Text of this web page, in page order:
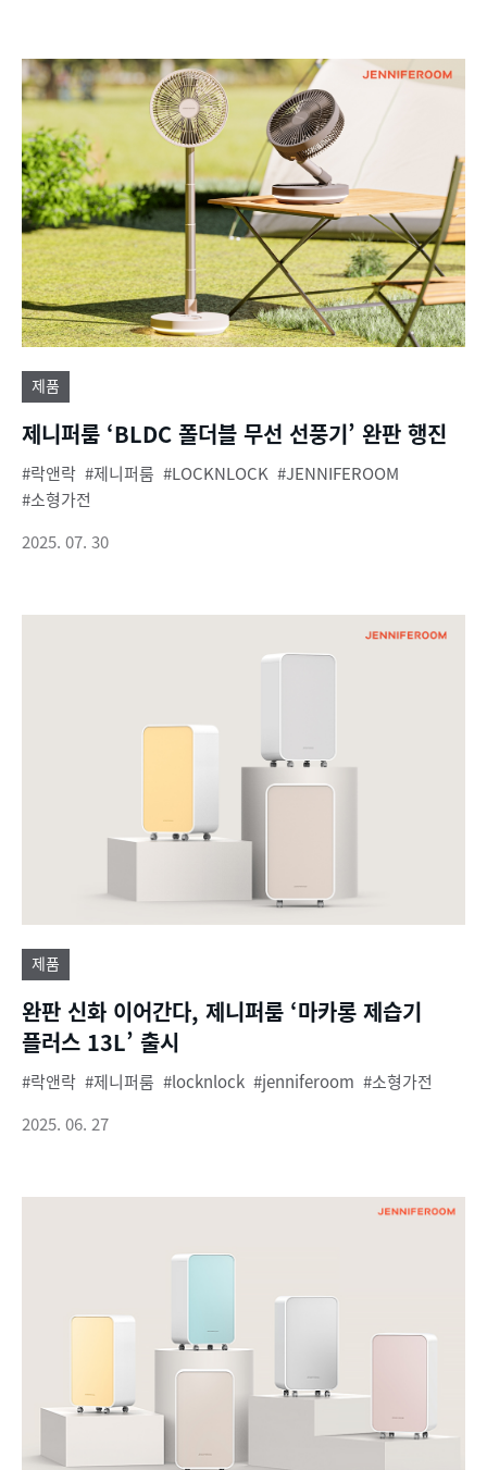
제품
제니퍼룸 ‘BLDC 폴더블 무선 선풍기’ 완판 행진
락앤락 제니퍼룸 LOCKNLOCK
JENNIFEROOM
소형가전
2025. 07. 30
제품
완판 신화 이어간다, 제니퍼룸 ‘마카롱 제습기
플러스 13L’ 출시
락앤락 제니퍼룸 locknlock jenniferoom
소형가전
2025. 06. 27